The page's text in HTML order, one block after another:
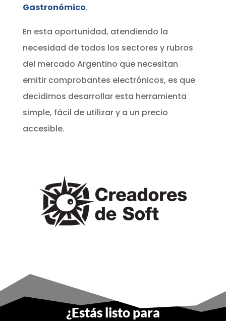
Gastronómico.
En esta oportunidad, atendiendo la
necesidad de todos los sectores y rubros
del mercado Argentino que necesitan
emitir comprobantes electrónicos, es que
decidimos desarrollar esta herramienta
simple, fácil de utilizar y a un precio
accesible.
¿Estás listo para